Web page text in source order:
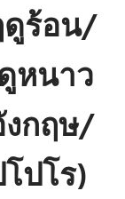
ดูร้อน/
หนาว
งกฤษ/
ปโร)